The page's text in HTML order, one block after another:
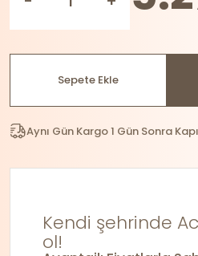
Sepete Ekle
Aynı Gün Kargo 1 Gün Sonra
Kendi şehrinde
ol!